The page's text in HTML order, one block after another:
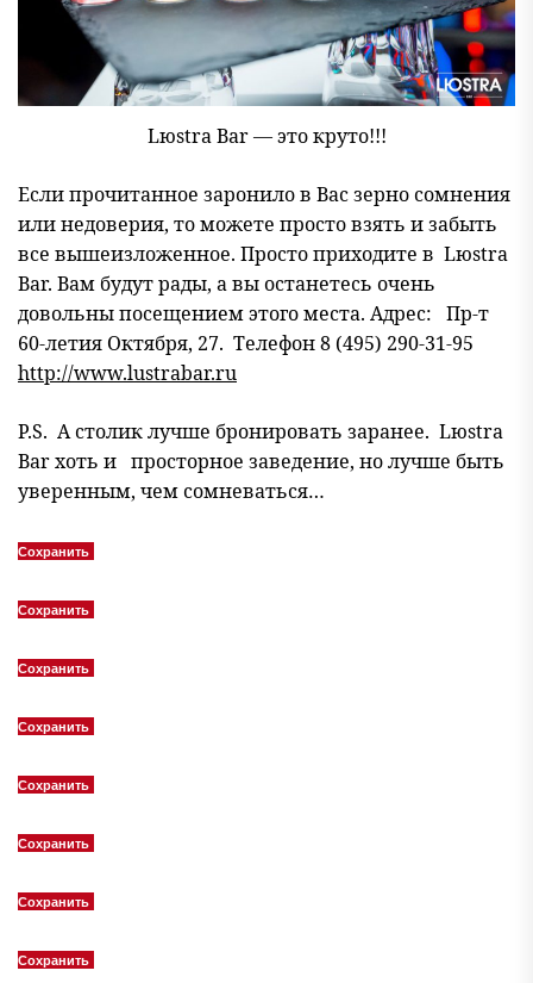
Lюstra Bar — это круто!!!
Если прочитанное заронило в Вас зерно сомнения
или недоверия, то можете просто взять и забыть
все вышеизложенное. Просто приходите в Lюstra
Bar. Вам будут рады, а вы останетесь очень
довольны посещением этого места. Адрес: Пр-т
60-летия Октября, 27. Телефон 8 (495) 290-31-95
http://www.lustrabar.ru
P.S. А столик лучше бронировать заранее. Lюstra
Bar хоть и просторное заведение, но лучше быть
уверенным, чем сомневаться…
Сохранить
Сохранить
Сохранить
Сохранить
Сохранить
Сохранить
Сохранить
Сохранить